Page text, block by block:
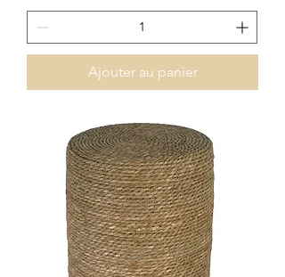
Ajouter au panier